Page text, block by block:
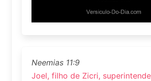
Neemias 11:9
Joel, filho de Zicri,